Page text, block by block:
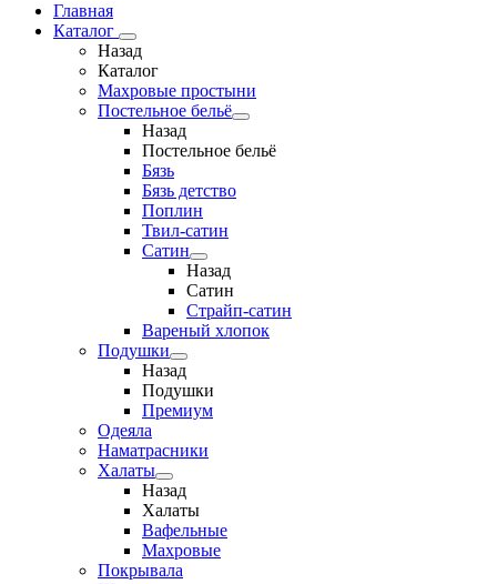
Главная
Каталог
Назад
Каталог
Махровые простыни
Постельное бельё
Назад
Постельное бельё
Бязь
Бязь детство
Поплин
Твил-сатин
Сатин
Назад
Сатин
Страйп-сатин
Вареный хлопок
Подушки
Назад
Подушки
Премиум
Одеяла
Наматрасники
Халаты
Назад
Халаты
Вафельные
Махровые
Покрывала